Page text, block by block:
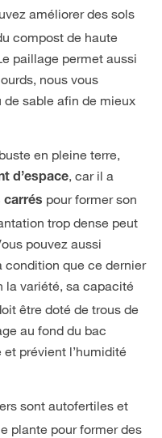
améliorer des sols
compost de haute
paillage permet aussi
nous vous
sable afin de mieux
en pleine terre,
d’espace, car il a
carrés pour former son
trop dense peut
pouvez aussi
condition que ce dernier
la variété, sa capacité
être doté de trous de
au fond du bac
prévient l’humidité
sont autofertiles et
plante pour former des